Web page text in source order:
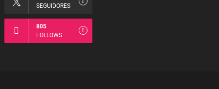
SEGUIDORES
805
FOLLOWS